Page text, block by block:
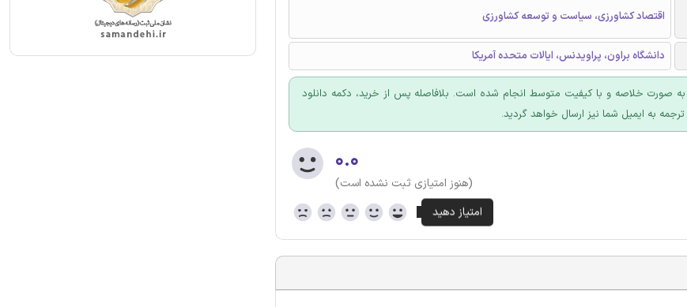
اقتصاد کشاورزی، سیاست و توسعه کشاورزی
دانشگاه براون، پراویدنس، ایالات متحده آمریکا
به صورت خلاصه و با کیفیت متوسط انجام شده است. بلافاصله پس از خرید، دکمه دانلود
به ایمیل شما نیز ارسال خواهد گردید.
۰.۰
(هنوز امتیازی ثبت نشده است)